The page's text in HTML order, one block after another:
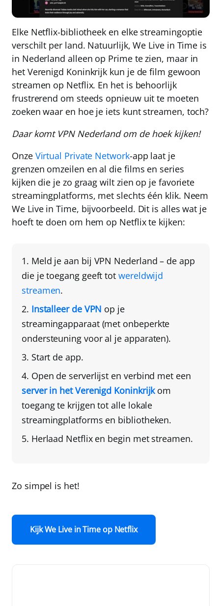
Elke Netflix-bibliotheek en elke streamingoptie
verschilt per land. Natuurlijk, We Live in Time is
in Nederland alleen op Prime te zien, maar in
het Verenigd Koninkrijk kun je de film gewoon
streamen op Netflix. En het is behoorlijk
frustrerend om steeds opnieuw uit te moeten
zoeken waar en hoe je iets kunt streamen, toch?
Daar komt VPN Nederlandom de hoek kijken!
Onze Virtual Private Network-app laat je
grenzen omzeilen en al die films en series
kijken die je zo graag wilt zien op je favoriete
streamingplatforms, met slechts één klik. Neem
We Live in Time, bijvoorbeeld. Dit is alles wat je
hoeft te doen om hem op Netflix te kijken:
Meld je aan bij VPN Nederland – de app
die je toegang geeft tot wereldwijd
streamen.
Installeer de VPN op je
streamingapparaat(met onbeperkte
ondersteuning voor al je apparaten).
Start de app.
Open de serverlijst en verbind met een
server in het Verenigd Koninkrijkom
toegang te krijgen tot alle lokale
streamingplatforms en bibliotheken.
Herlaad Netflixen begin met streamen.
Zo simpel is het!
Kijk We Live in Time op Netflix